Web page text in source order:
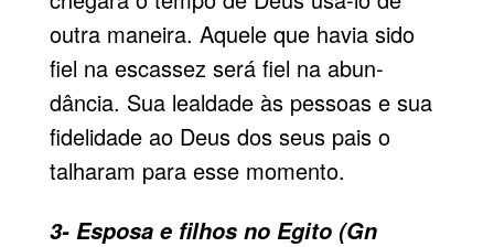
outra maneira. Aquele que havia sido
fiel na escassez será fiel na abun­
dância. Sua lealdade às pessoas e sua
fidelidade ao Deus dos seus pais o
talharam para esse momento.
3- Esposa e filhos no Egito (Gn